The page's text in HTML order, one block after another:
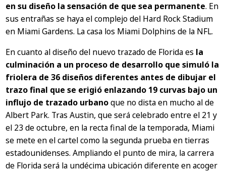
en su diseño la sensación de que sea permanente. En
sus entrañas se haya el complejo del Hard Rock Stadium
en Miami Gardens. La casa los Miami Dolphins de la NFL.
En cuanto al diseño del nuevo trazado de Florida es la
culminación a un proceso de desarrollo que simuló la
friolera de 36 diseños diferentes antes de dibujar el
trazo final que se erigió enlazando 19 curvas bajo un
influjo de trazado urbanoque no dista en mucho al de
Albert Park. Tras Austin, que será celebrado entre el 21 y
el 23 de octubre, en la recta final de la temporada, Miami
se mete en el cartel como la segunda prueba en tierras
estadounidenses. Ampliando el punto de mira, la carrera
de Florida será la undécima ubicación diferente en acoger